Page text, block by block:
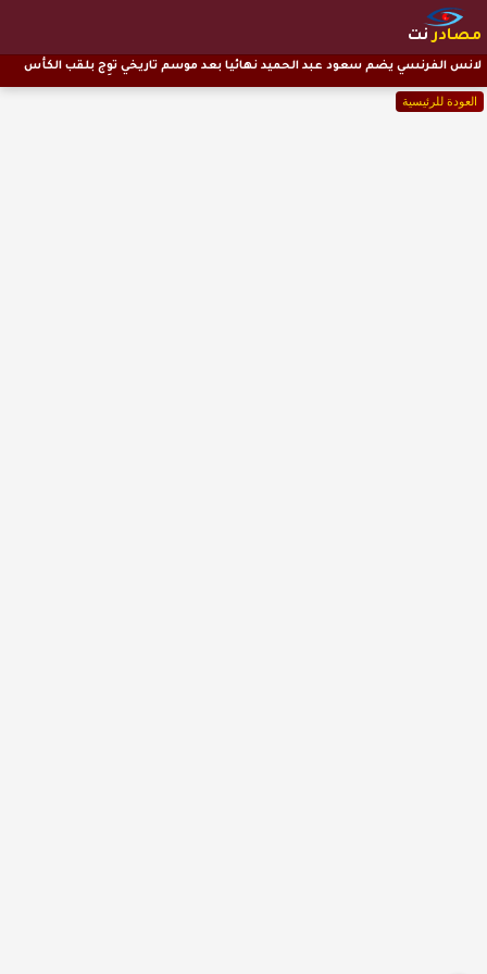
مصادرنت
العودة للرئيسية
لانس الفرنسي يضم سعود عبد الحميد نهائيا بعد موسم تاريخي توِج بلقب الكأس